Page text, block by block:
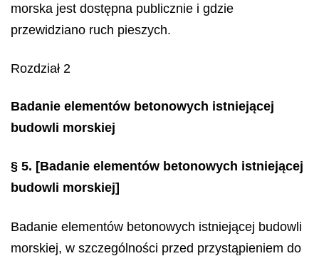
morska jest dostępna publicznie i gdzie
przewidziano ruch pieszych.
Rozdział 2
Badanie elementów betonowych istniejącej
budowli morskiej
§ 5. [Badanie elementów betonowych istniejącej
budowli morskiej]
Badanie elementów betonowych istniejącej budowli
morskiej, w szczególności przed przystąpieniem do